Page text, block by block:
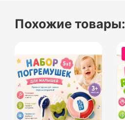
Похожие товары: